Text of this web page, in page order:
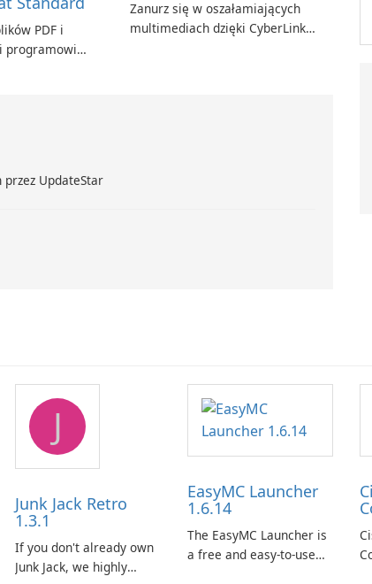
PDF i
programowi
Zanurz się w oszałamiających
multimediach dzięki CyberLink
UpdateStar
J
Junk Jack Retro
1.3.1
If you don't already own
Junk Jack, we highly
EasyMC Launcher
1.6.14
The EasyMC Launcher is
a free and easy-to-use